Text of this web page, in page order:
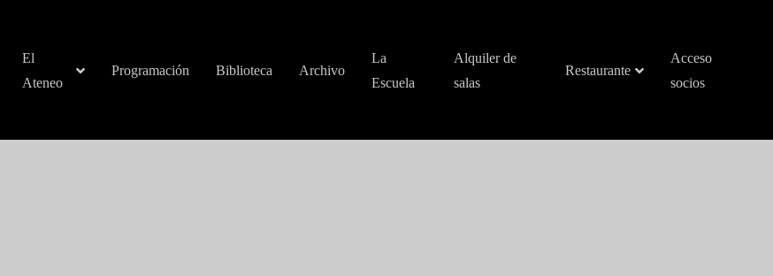
El
Ateneo
Programación Biblioteca Archivo
La
Escuela
Alquiler de
salas
Restaurante
Acceso
socios